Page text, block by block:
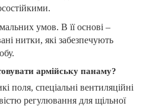
умов. В її основі –
нитки, які забезпечують
армійську панаму?
поля, спеціальні вентиляційні
регулювання для щільної